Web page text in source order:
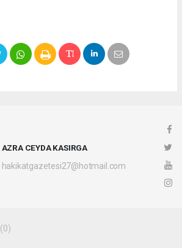
AZRA CEYDA KASIRGA
hakikatgazetesi27@hotmail.com
(0)